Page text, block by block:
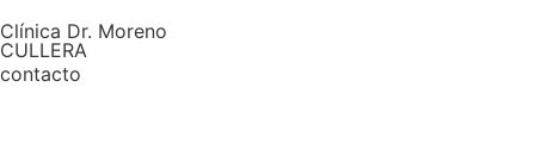
Clínica Dr. Moreno
CULLERA
contacto